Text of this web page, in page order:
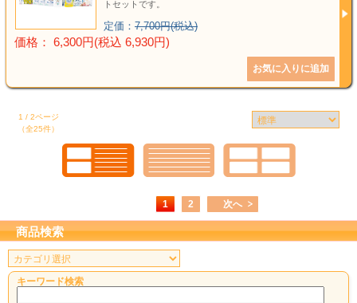
トセットです。
定価： 7,700円(税込)
価格： 6,300円(税込 6,930円)
1 / 2ページ
（全25件）
1 2 次へ
商品検索
キーワード検索